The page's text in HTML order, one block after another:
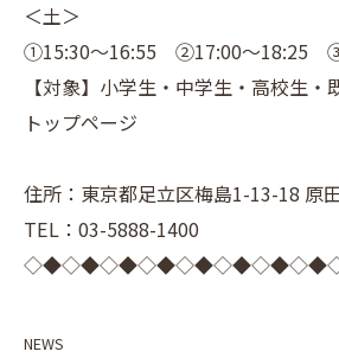
＜土＞
①15:30～16:55 ②17:00～18:25
【対象】小学生・中学生・高校生・
トップページ
住所：東京都足立区梅島1-13-18 原
TEL：03-5888-1400
NEWS